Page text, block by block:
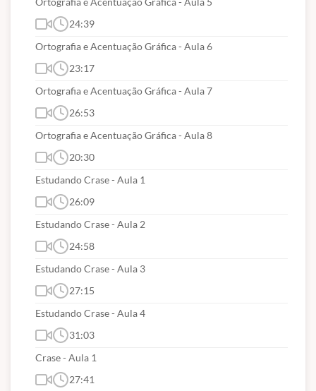
24:39
Ortografia e Acentuação Gráfica - Aula 6
23:17
Ortografia e Acentuação Gráfica - Aula 7
26:53
Ortografia e Acentuação Gráfica - Aula 8
20:30
Estudando Crase - Aula 1
26:09
Estudando Crase - Aula 2
24:58
Estudando Crase - Aula 3
27:15
Estudando Crase - Aula 4
31:03
Crase - Aula 1
27:41